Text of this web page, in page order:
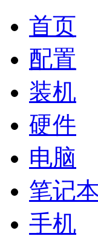
首页
配置
装机
硬件
电脑
笔记
手机